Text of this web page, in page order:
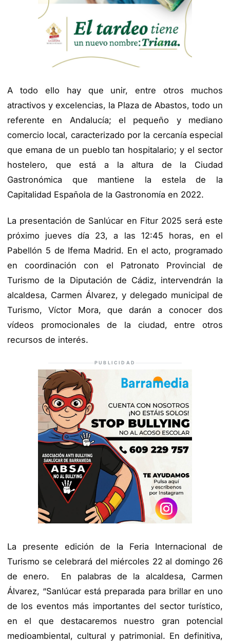
A todo ello hay que unir, entre otros muchos
atractivos y excelencias, la Plaza de Abastos, todo un
referente en Andalucía; el pequeño y mediano
comercio local, caracterizado por la cercanía especial
que emana de un pueblo tan hospitalario; y el sector
hostelero, que está a la altura de la Ciudad
Gastronómica que mantiene la estela de la
Capitalidad Española de la Gastronomía en 2022.
La presentación de Sanlúcar en Fitur 2025 será este
próximo jueves día 23, a las 12:45 horas, en el
Pabellón 5 de Ifema Madrid. En el acto, programado
en coordinación con el Patronato Provincial de
Turismo de la Diputación de Cádiz, intervendrán la
alcaldesa, Carmen Álvarez, y delegado municipal de
Turismo, Víctor Mora, que darán a conocer dos
vídeos promocionales de la ciudad, entre otros
recursos de interés.
PUBLICIDAD
La presente edición de la Feria Internacional de
Turismo se celebrará del miércoles 22 al domingo 26
de enero. En palabras de la alcaldesa, Carmen
Álvarez, “Sanlúcar está preparada para brillar en uno
de los eventos más importantes del sector turístico,
en el que destacaremos nuestro gran potencial
medioambiental, cultural y patrimonial. En definitiva,